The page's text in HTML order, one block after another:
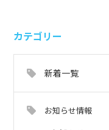
カテゴリー
新着一覧
お知らせ情報